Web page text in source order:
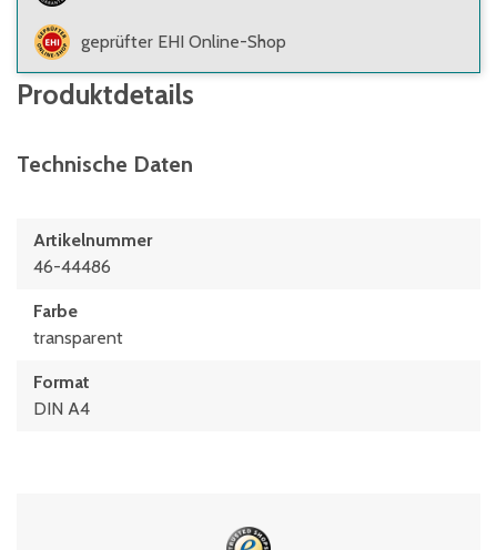
geprüfter EHI Online-Shop
Produktdetails
Technische Daten
Artikelnummer
46-44486
Farbe
transparent
Format
DIN A4